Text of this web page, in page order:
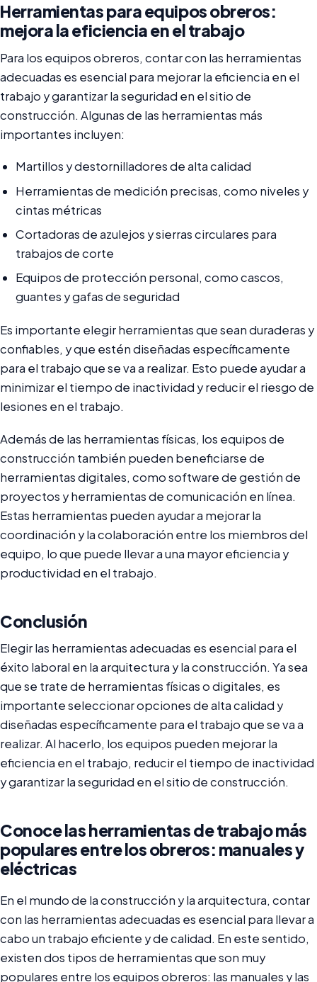
Herramientas para equipos obreros:
mejora la eficiencia en el trabajo
Para los equipos obreros, contar con las herramientas
adecuadas es esencial para mejorar la eficiencia en el
trabajo y garantizar la seguridad en el sitio de
construcción. Algunas de las herramientas más
importantes incluyen:
Martillos y destornilladores de alta calidad
Herramientas de medición precisas, como niveles y
cintas métricas
Cortadoras de azulejos y sierras circulares para
trabajos de corte
Equipos de protección personal, como cascos,
guantes y gafas de seguridad
Es importante elegir herramientas que sean duraderas y
confiables, y que estén diseñadas específicamente
para el trabajo que se va a realizar. Esto puede ayudar a
minimizar el tiempo de inactividad y reducir el riesgo de
lesiones en el trabajo.
Además de las herramientas físicas, los equipos de
construcción también pueden beneficiarse de
herramientas digitales, como software de gestión de
proyectos y herramientas de comunicación en línea.
Estas herramientas pueden ayudar a mejorar la
coordinación y la colaboración entre los miembros del
equipo, lo que puede llevar a una mayor eficiencia y
productividad en el trabajo.
Conclusión
Elegir las herramientas adecuadas es esencial para el
éxito laboral en la arquitectura y la construcción. Ya sea
que se trate de herramientas físicas o digitales, es
importante seleccionar opciones de alta calidad y
diseñadas específicamente para el trabajo que se va a
realizar. Al hacerlo, los equipos pueden mejorar la
eficiencia en el trabajo, reducir el tiempo de inactividad
y garantizar la seguridad en el sitio de construcción.
Conoce las herramientas de trabajo más
populares entre los obreros: manuales y
eléctricas
En el mundo de la construcción y la arquitectura, contar
con las herramientas adecuadas es esencial para llevar a
cabo un trabajo eficiente y de calidad. En este sentido,
existen dos tipos de herramientas que son muy
populares entre los equipos obreros: las manuales y las